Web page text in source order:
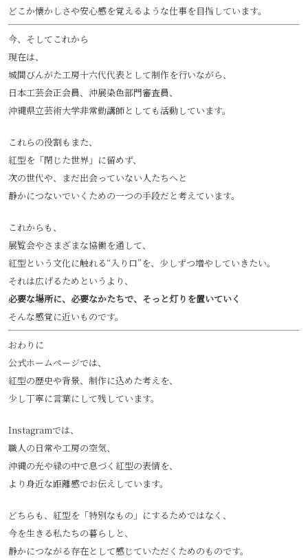
どこか懐かしさや安心感を覚えるような仕事を目指しています。
今、そしてこれから
現在は、
城間びんがた工房十六代代表として制作を行いながら、
日本工芸会正会員、沖展染色部門審査員、
沖縄県立芸術大学非常勤講師としても活動しています。
これらの役割もまた、
紅型を「閉じた世界」に留めず、
次の世代や、まだ出会っていない人たちへと
静かにつないでいくための一つの手段だと考えています。
これからも、
展覧会やさまざまな協働を通して、
紅型という文化に触れる“入り口”を、少しずつ増やしていきたい。
それは広げるためというより、
必要な場所に、必要なかたちで、そっと灯りを置いていく
そんな感覚に近いものです。
おわりに
公式ホームページでは、
紅型の歴史や背景、制作に込めた考えを、
少し丁寧に言葉にして残しています。
Instagramでは、
職人の日常や工房の空気、
沖縄の光や緑の中で息づく紅型の表情を、
より身近な距離感でお伝えしています。
どちらも、紅型を「特別なもの」にするためではなく、
今を生きる私たちの暮らしと、
静かにつながる存在として感じていただくためのものです。